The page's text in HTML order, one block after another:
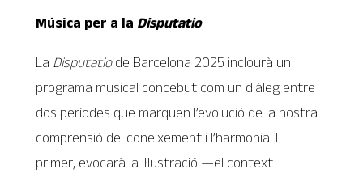
Música per a la Disputatio
La Disputatio de Barcelona 2025 inclourà un
programa musical concebut com un diàleg entre
dos períodes que marquen l’evolució de la nostra
comprensió del coneixement i l’harmonia. El
primer, evocarà la Il·lustració —el context